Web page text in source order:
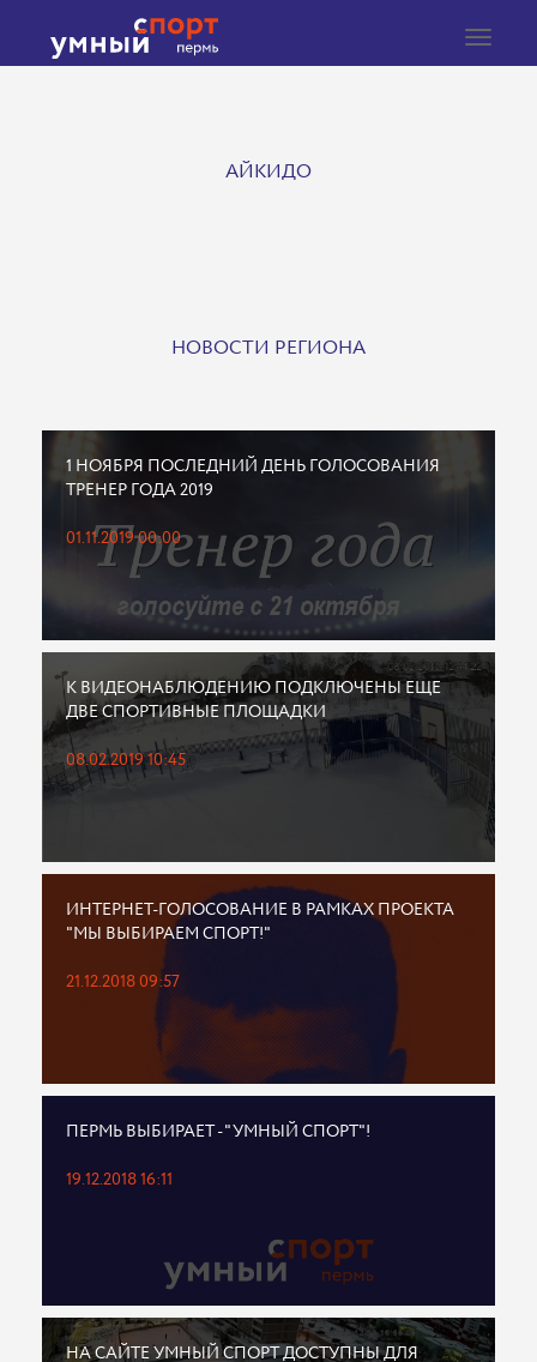
Toggle
АЙКИДО
НОВОСТИ РЕГИОНА
1 НОЯБРЯ ПОСЛЕДНИЙ ДЕНЬ ГОЛОСОВАНИЯ
ТРЕНЕР ГОДА 2019
01.11.2019 00:00
К ВИДЕОНАБЛЮДЕНИЮ ПОДКЛЮЧЕНЫ ЕЩЕ
ДВЕ СПОРТИВНЫЕ ПЛОЩАДКИ
08.02.2019 10:45
ИНТЕРНЕТ-ГОЛОСОВАНИЕ В РАМКАХ ПРОЕКТА
"МЫ ВЫБИРАЕМ СПОРТ!"
21.12.2018 09:57
ПЕРМЬ ВЫБИРАЕТ - "УМНЫЙ СПОРТ"!
19.12.2018 16:11
НА САЙТЕ УМНЫЙ СПОРТ ДОСТУПНЫ ДЛЯ